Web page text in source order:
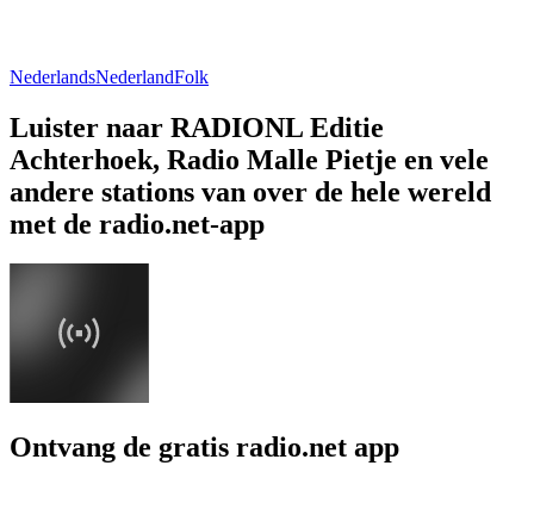
NederlandsNederlandFolk
Luister naar RADIONL Editie
Achterhoek, Radio Malle Pietje en vele
andere stations van over de hele wereld
met de radio.net-app
Ontvang de gratis radio.net app